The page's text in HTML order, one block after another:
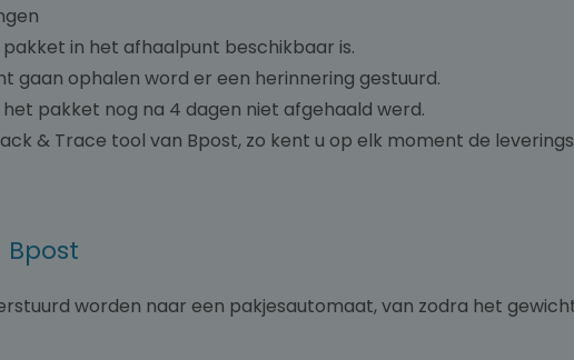
in het afhaalpunt beschikbaar is.
gaan ophalen word er een herinnering gestuurd.
pakket nog na 4 dagen niet afgehaald werd.
& Trace tool van Bpost, zo kent u op elk moment de
worden naar een pakjesautomaat, van zodra het